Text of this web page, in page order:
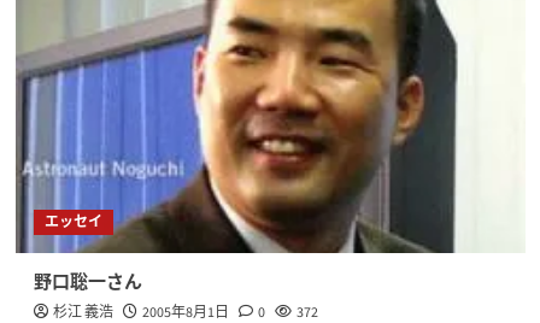
エッセイ
野口聡一さん
杉江 義浩 2005年8月1日 0 372